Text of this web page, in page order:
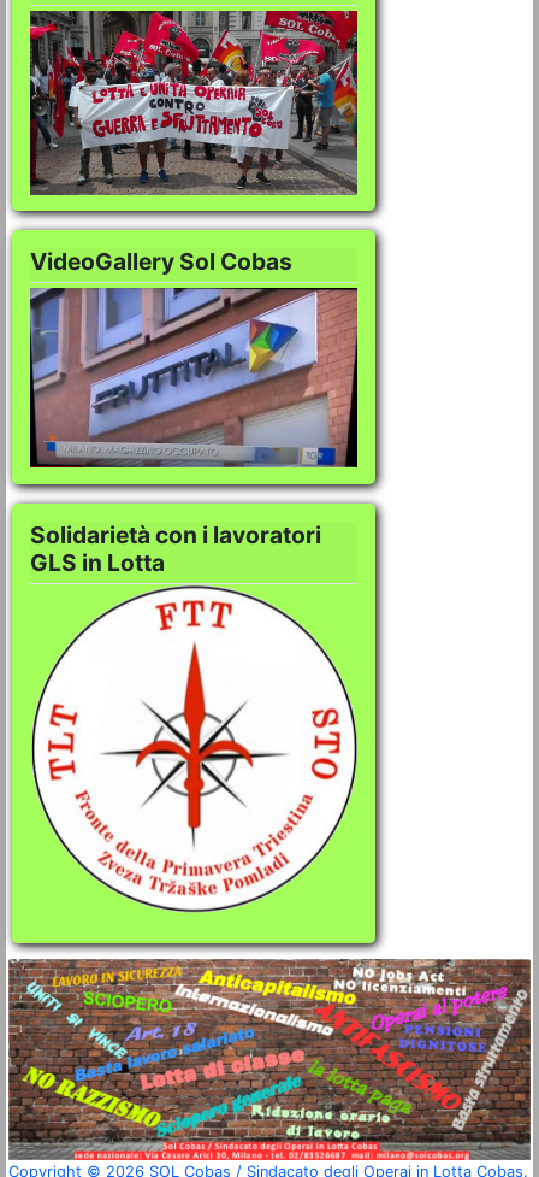
FotoGallery Sol
VideoGallery Sol Cobas
VideoGallery Sol
Solidarietà con i lavoratori
GLS in Lotta
Copyright © 2026 SOL Cobas / Sindacato degli Operai in Lotta Cobas.